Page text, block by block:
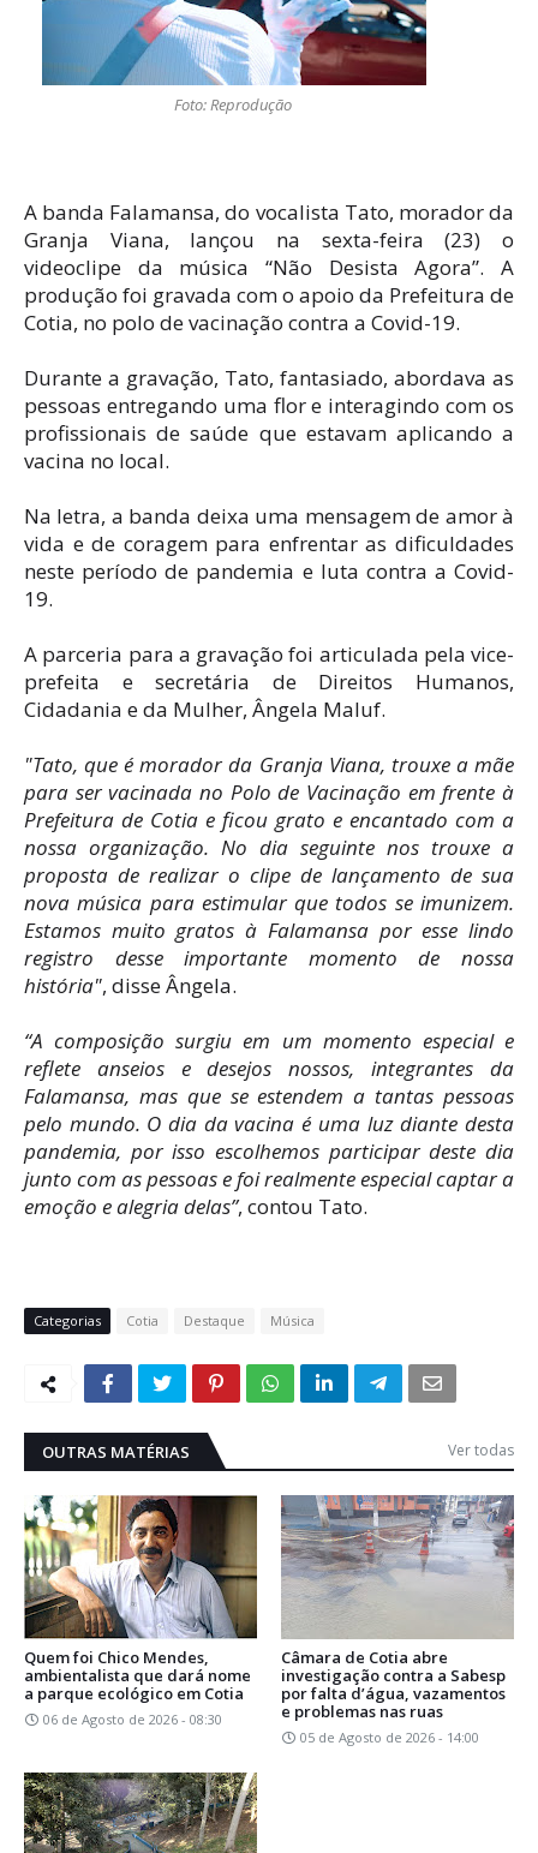
Foto: Reprodução
A banda Falamansa, do vocalista Tato, morador da
Granja Viana, lançou na sexta-feira (23) o
videoclipe da música “Não Desista Agora”. A
produção foi gravada com o apoio da Prefeitura de
Cotia, no polo de vacinação contra a Covid-19.
Durante a gravação, Tato, fantasiado, abordava as
pessoas entregando uma flor e interagindo com os
profissionais de saúde que estavam aplicando a
vacina no local.
Na letra, a banda deixa uma mensagem de amor à
vida e de coragem para enfrentar as dificuldades
neste período de pandemia e luta contra a Covid-
19.
A parceria para a gravação foi articulada pela vice-
prefeita e secretária de Direitos Humanos,
Cidadania e da Mulher, Ângela Maluf.
"Tato, que é morador da Granja Viana, trouxe a mãe
para ser vacinada no Polo de Vacinação em frente à
Prefeitura de Cotia e ficou grato e encantado com a
nossa organização. No dia seguinte nos trouxe a
proposta de realizar o clipe de lançamento de sua
nova música para estimular que todos se imunizem.
Estamos muito gratos à Falamansa por esse lindo
registro desse importante momento de nossa
história", disse Ângela.
“A composição surgiu em um momento especial e
reflete anseios e desejos nossos, integrantes da
Falamansa, mas que se estendem a tantas pessoas
pelo mundo. O dia da vacina é uma luz diante desta
pandemia, por isso escolhemos participar deste dia
junto com as pessoas e foi realmente especial captar a
emoção e alegria delas”, contou Tato.
Categorias Cotia Destaque Música
OUTRAS MATÉRIAS Ver todas
Quem foi Chico Mendes,
ambientalista que dará nome
a parque ecológico em Cotia
06 de Agosto de 2026 - 08:30
Câmara de Cotia abre
investigação contra a Sabesp
por falta d’água, vazamentos
e problemas nas ruas
05 de Agosto de 2026 - 14:00